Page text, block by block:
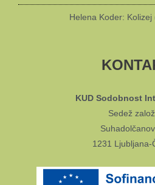
Helena Koder: Kolizej
KUD Sodobnost
Sedež
1231 Ljubljana-